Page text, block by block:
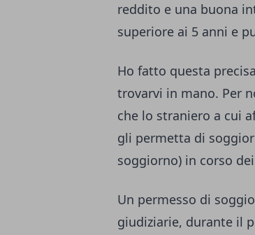
reddito e una buona
superiore ai 5 anni e
Ho fatto questa
trovarvi in mano. Per
che lo straniero a cui
gli permetta di
soggiorno) in corso
Un permesso di
giudiziarie, durante il